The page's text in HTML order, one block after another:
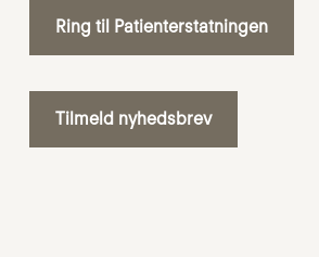
Ring til Patienterstatningen
Tilmeld nyhedsbrev